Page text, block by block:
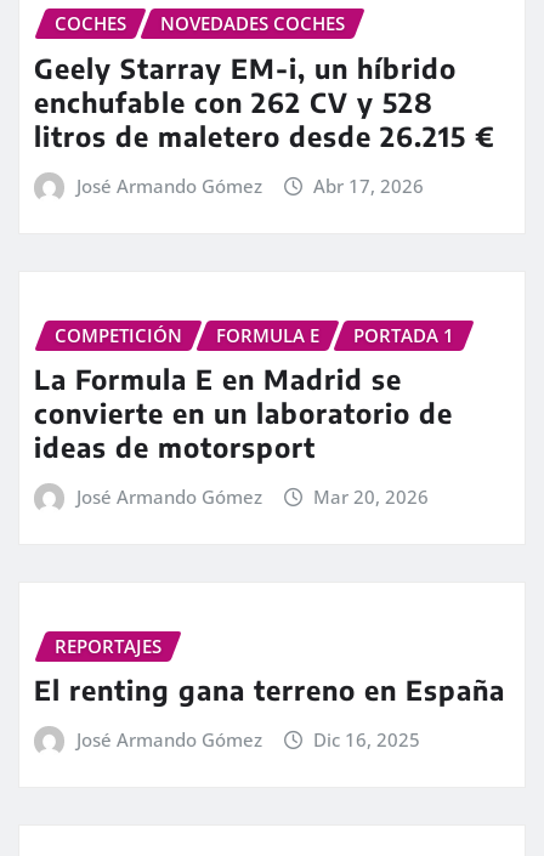
COCHES NOVEDADES COCHES
Geely Starray EM-i, un híbrido
enchufable con 262 CV y 528
litros de maletero desde 26.215 €
José Armando Gómez Abr 17, 2026
COMPETICIÓN FORMULA E PORTADA 1
La Formula E en Madrid se
convierte en un laboratorio de
ideas de motorsport
José Armando Gómez Mar 20, 2026
REPORTAJES
El renting gana terreno en España
José Armando Gómez Dic 16, 2025